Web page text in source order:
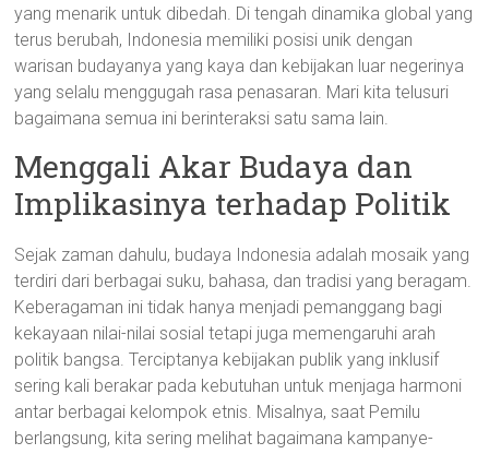
yang menarik untuk dibedah. Di tengah dinamika global yang
terus berubah, Indonesia memiliki posisi unik dengan
warisan budayanya yang kaya dan kebijakan luar negerinya
yang selalu menggugah rasa penasaran. Mari kita telusuri
bagaimana semua ini berinteraksi satu sama lain.
Menggali Akar Budaya dan
Implikasinya terhadap Politik
Sejak zaman dahulu, budaya Indonesia adalah mosaik yang
terdiri dari berbagai suku, bahasa, dan tradisi yang beragam.
Keberagaman ini tidak hanya menjadi pemanggang bagi
kekayaan nilai-nilai sosial tetapi juga memengaruhi arah
politik bangsa. Terciptanya kebijakan publik yang inklusif
sering kali berakar pada kebutuhan untuk menjaga harmoni
antar berbagai kelompok etnis. Misalnya, saat Pemilu
berlangsung, kita sering melihat bagaimana kampanye-